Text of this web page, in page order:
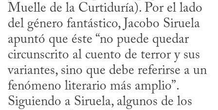
Muelle de la Curtiduría). Por el lado
del género fantástico, Jacobo Siruela
apuntó que éste “no puede quedar
circunscrito al cuento de terror y sus
variantes, sino que debe referirse a un
fenómeno literario más amplio”.
Siguiendo a Siruela, algunos de los